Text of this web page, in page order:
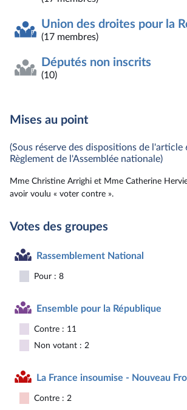
Union des droites pour la
(17 membres)
Députés non inscrits
(10)
Mises au point
(Sous réserve des dispositions de l'article
Règlement de l'Assemblée nationale)
Mme Christine Arrighi et Mme Catherine
avoir voulu « voter contre ».
Votes des groupes
Rassemblement National
Pour : 8
Ensemble pour la République
Contre : 11
Non votant : 2
La France insoumise - Nouveau
Contre : 2